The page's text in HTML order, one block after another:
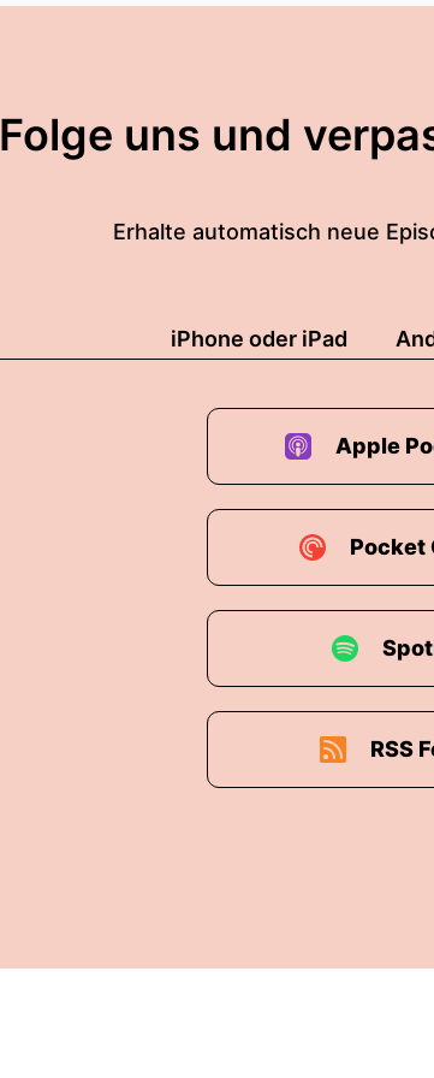
Folge uns und
Erhalte automatisch neue
iPhone oder iPad
Apple
Pocket
RSS